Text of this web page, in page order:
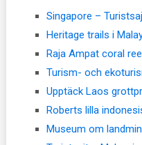
Singapore –
Heritage trails i
Raja Ampat coral
Turism- och
Upptäck Laos
Roberts lilla
Museum om